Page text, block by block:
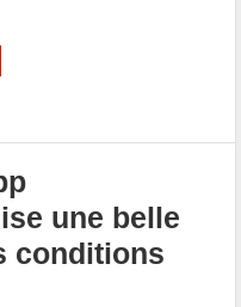
une belle
conditions